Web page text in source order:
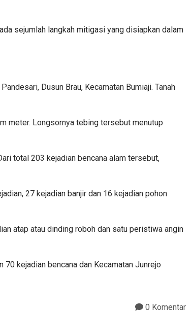
sejumlah langkah mitigasi yang disiapkan dalam
Dusun Brau, Kecamatan Bumiaji. Tanah
meter. Longsornya tebing tersebut menutup
total 203 kejadian bencana alam tersebut,
27 kejadian banjir dan 16 kejadian pohon
atap atau dinding roboh dan satu peristiwa angin
kejadian bencana dan Kecamatan Junrejo
0 Komentar